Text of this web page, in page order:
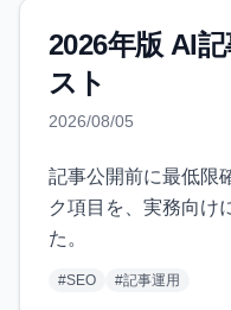
2026年版 AI
スト
2026/08/05
記事公開前に最低限
ク項目を、実務向け
た。
#SEO #記事運用